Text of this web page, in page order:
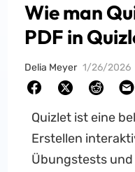
Wie man
PDF in
Delia Meyer 1/26/2026
Quizlet ist eine
Erstellen
Übungstests